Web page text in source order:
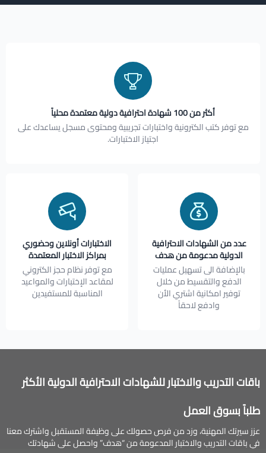
أكثر من 100 شهادة احترافية دولية معتمدة محلياً
مع توفر كتب الكترونية واختبارات تجريبية ومحتوى مسجل يساعدك على
اجتياز الاختبارات.
عدد من الشهادات الاحترافية
الدولية مدعومة من هدف
بالإضافة الى تسهيل عمليات
الدفع والتقسيط من خلال
توفير امكانية اشتري الأن
وادفع لاحقاً
الاختبارات أونلاين وحضوري
بمراكز الاختبار المعتمدة
مع توفر نظام حجز الكتروني
لمقاعد الإختبارات والمواعيد
المناسبة للمستفيدين
باقات التدريب والاختبار للشهادات الاحترافية الدولية الأكثر
طلباً بسوق العمل
عزز سيرتك المهنية، وزد من فرص حصولك على وظيفة المستقبل واشترك معنا
في باقات التدريب والاختبار المدعومة من “هدف” واحصل على شهادتك